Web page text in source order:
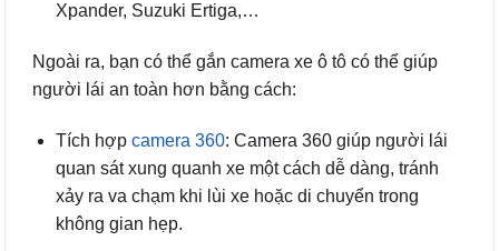
Xpander, Suzuki Ertiga,…
Ngoài ra, bạn có thể gắn camera xe ô tô có thể giúp
người lái an toàn hơn bằng cách:
Tích hợp camera 360: Camera 360 giúp người lái
quan sát xung quanh xe một cách dễ dàng, tránh
xảy ra va chạm khi lùi xe hoặc di chuyển trong
không gian hẹp.